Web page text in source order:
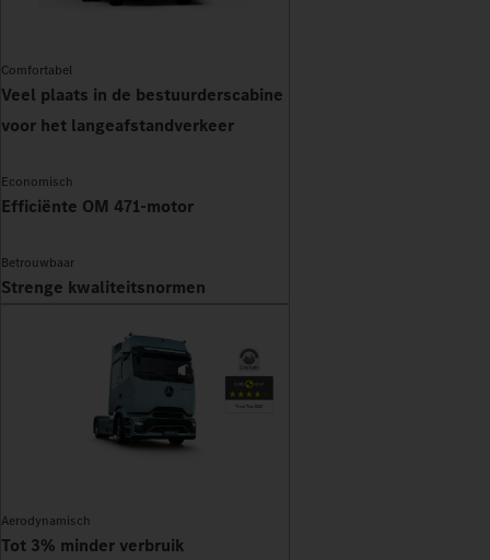
Comfortabel
Veel plaats in de bestuurderscabine
voor het langeafstandverkeer
Economisch
Efficiënte OM 471-motor
Betrouwbaar
Strenge kwaliteitsnormen
Aerodynamisch
Tot 3% minder verbruik